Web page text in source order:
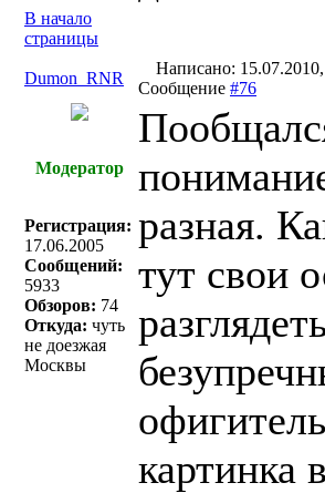
В начало
страницы
Dumon_RNR
Написано:
Сообщение #76
Модератор
Регистрация:
17.06.2005
Сообщений:
5933
Обзоров: 74
Откуда: чуть
не доезжая
Москвы
разная.
тут свои
картинка